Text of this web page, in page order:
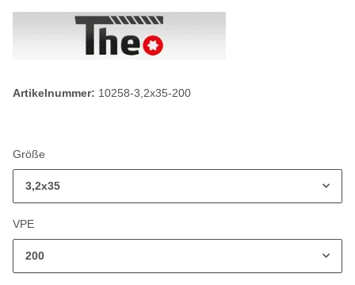
Artikelnummer: 10258-3,2x35-200
Größe
3,2x35
VPE
200